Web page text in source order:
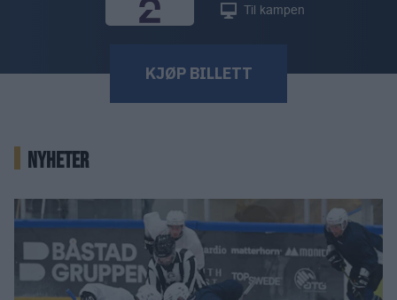
Til kampen
KJØP BILLETT
NYHETER